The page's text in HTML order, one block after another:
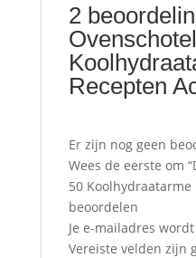
2
Recepten
Er zijn nog geen
Wees de eerste om
50 Koolhydraatarme
beoordelen
Je e-mailadres
Vereiste velden zijn